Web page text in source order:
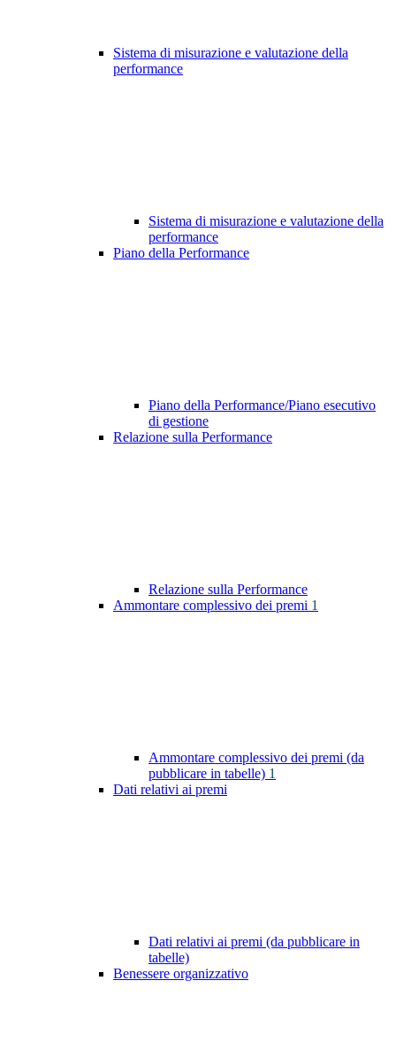
Sistema di misurazione e valutazione della
performance
Sistema di misurazione e valutazione della
performance
Piano della Performance
Piano della Performance/Piano esecutivo
di gestione
Relazione sulla Performance
Relazione sulla Performance
Ammontare complessivo dei premi 1
Ammontare complessivo dei premi (da
pubblicare in tabelle) 1
Dati relativi ai premi
Dati relativi ai premi (da pubblicare in
tabelle)
Benessere organizzativo